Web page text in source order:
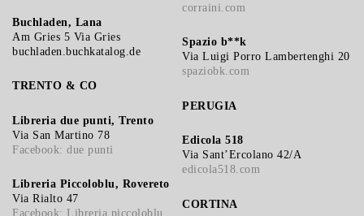
Buchladen, Lana
Am Gries 5 Via Gries
buchladen.buchkatalog.de
TRENTO & CO
Libreria due punti, Trento
Via San Martino 78
Facebook: due punti
Libreria Piccoloblu, Rovereto
Via Rialto 47
Facebook: Libreria piccoloblu
corraini.com
Spazio b**k
Via Luigi Porro Lambertenghi 20
spaziobk.com
PERUGIA
Edicola 518
Via Sant’Ercolano 42/A
edicola518.com
CORTINA